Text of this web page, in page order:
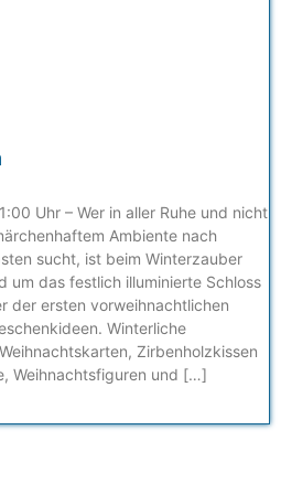
Uhr – Wer in aller Ruhe und nicht
Ambiente nach
sucht, ist beim Winterzauber
um das festlich illuminierte Schloss
der ersten vorweihnachtlichen
Winterliche
Zirbenholzkissen
Weihnachtsfiguren und […]